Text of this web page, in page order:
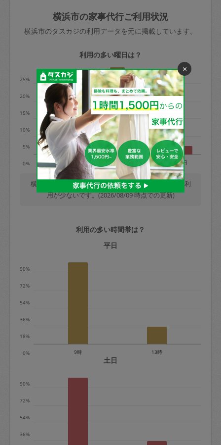
依頼者不在による当日キャンセル＝依頼
金額の100%＋交通費全額
※例：依頼日時／土曜日午前9時開始の場
合、水曜日午前9時以降はキャンセル料が
発生
水曜日9時〜金曜日9時まで＝依頼料金の
50%
金曜日9時～土曜日8時まで＝依頼金額の
100%
土曜日8時〜実施時間＝依頼金額の100%
＋交通費全額
依頼者不在による当日キャンセル＝依頼
金額の100%＋交通費全額
定期契約をキャンセルする場合、毎週定
期は月2回まで隔週定期は月1回までキャ
※キャンセル料金の設定について：
きた場合は損害保険の対象外となるので
ご注意ください。
玉、など
あわせてこちらも参照ください：初めて
はありますか？
横浜市の家事代行ご利用状況
横浜市のタスカジの利用データを元に掲載しています。
利用の多い曜日は？
0%
5%
10%
15%
20%
25%
月 火 木 日
横浜市では、毎週木曜日の利用が最も多く、日曜日の利
用が少ないです。(2026/08/09 時点での更新)
利用の多い時間帯は？
平日
0%
18%
36%
54%
72%
90%
9時 13時
土日
36%
54%
72%
90%
×